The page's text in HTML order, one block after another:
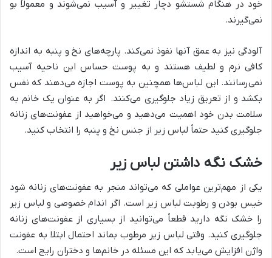
خود در هنگام شستشو دچار تغییر و آسیب نمی‌شوند و معمولاً بو
نمی‌گیرند.
آلودگی نیز به عمق آنها نفوذ نمی‌کند. پارچه‌های نخ و پنبه به اندازه
کافی نرم و لطیف هستند و به پوست حساس این ناحیه آسیب
نمی‌رسانند. این لباس‌ها همچنین به پوست اجازه می‌دهند که نفس
بکشد و از تعریق زیاد جلوگیری می‌کنند. اگر به عنوان یک خانم به
سلامت بدن خود اهمیت می‌دهید و می‌خواهید از عفونت‌های زنانه
جلوگیری کنید حتماً لباس زیر از جنس نخ و پنبه را انتخاب کنید.
خشک نگه داشتن لباس زیر
یکی از مهم‌ترین عواملی که می‌تواند منجر به عفونت‌های زنانه شود
خیس بودن و رطوبت لباس زیر است. اگر اندام خصوصی و لباس زیر
را خشک نگه دارید قطعاً می‌توانید از بسیاری از عفونت‌های زنانه
جلوگیری کنید. وقتی لباس زیر مرطوب بماند احتمال ابتلا به عفونت
واژن افزایش می‌یابد که این مسئله در خانم‌ها و دختران رایج است.